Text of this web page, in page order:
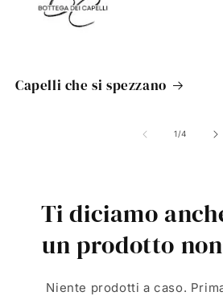
Capelli che si spezzano
1/su
4
Ti diciamo
un prodotto
Niente prodotti a caso.